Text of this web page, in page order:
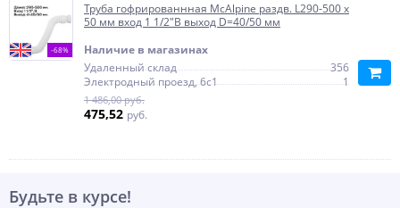
-68%
Труба гофрированнная McAlpine раздв. L290-500 х
50 мм вход 1 1/2"В выход D=40/50 мм
Наличие в магазинах
Удаленный склад
356
Электродный проезд, 6с1
1
1 486,00 руб.
475,52 руб.
Будьте в курсе!